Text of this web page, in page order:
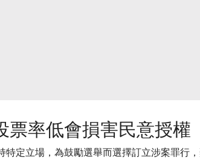
票率低會損害民意授權
特定立場，為鼓勵選舉而選擇訂立涉案罪行